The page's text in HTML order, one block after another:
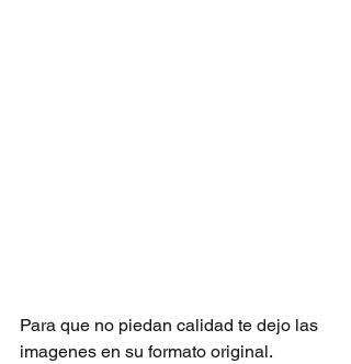
Para que no piedan calidad te dejo las
imagenes en su formato original.